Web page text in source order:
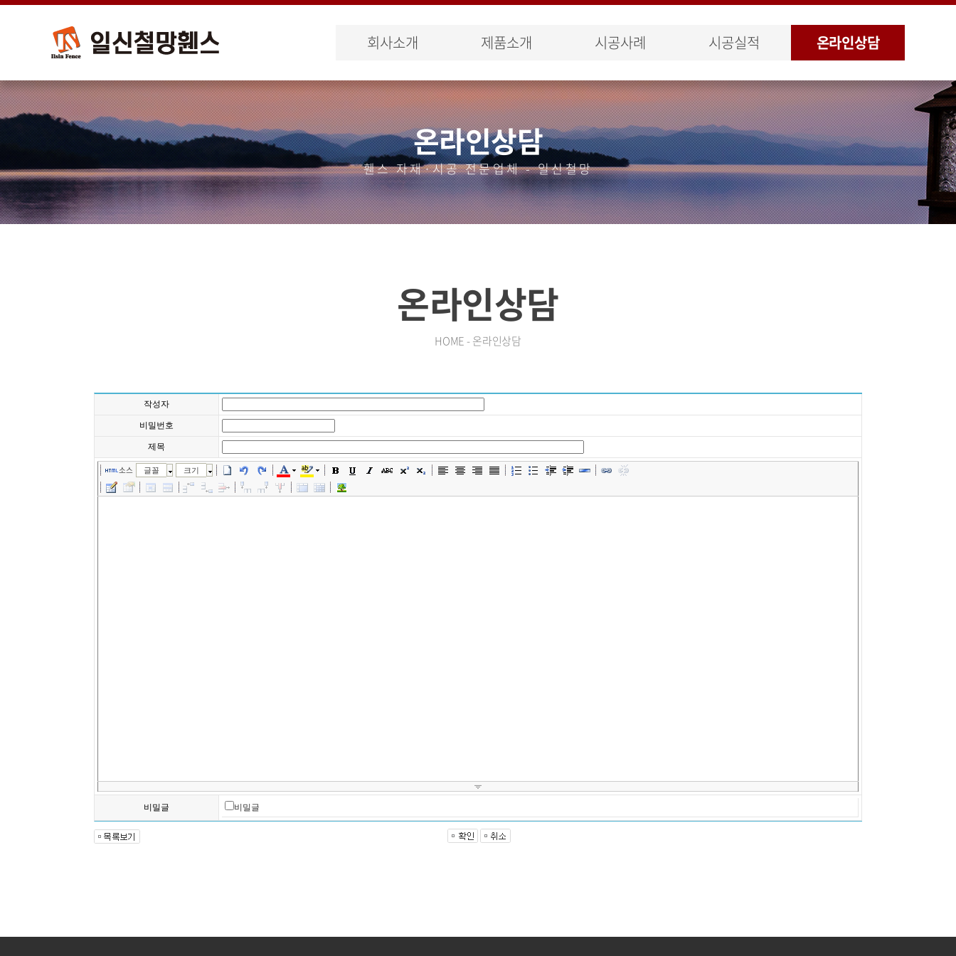
회사소개 제품소개 시공사례 시공실적 온라인상담
온라인상담
휀스 자재·시공 전문업체 - 일신철망
온라인상담
HOME - 온라인상담
작성자
비밀번호
제목
소스 글꼴 크기
비밀글 비밀글